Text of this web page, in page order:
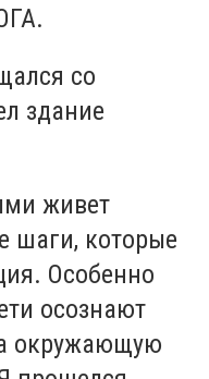
со
здание
живет
шаги, которые
Особенно
осознают
окружающую